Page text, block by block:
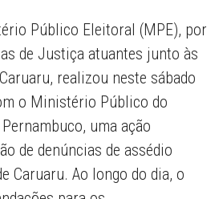
Público Eleitoral (MPE), por
de Justiça atuantes junto às
realizou neste sábado
o Ministério Público do
uma ação
de denúncias de assédio
Caruaru. Ao longo do dia, o